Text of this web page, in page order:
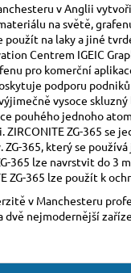
v Anglii
na světě,
na laky a jiné
Centrem IGEIC
pro komerční
podporu
vysoce
pouhého jednoho
ZG-365
365, který se
365 lze navrstvit do 3
ZG-365 lze použít k
v Manchesteru
nejmodernější